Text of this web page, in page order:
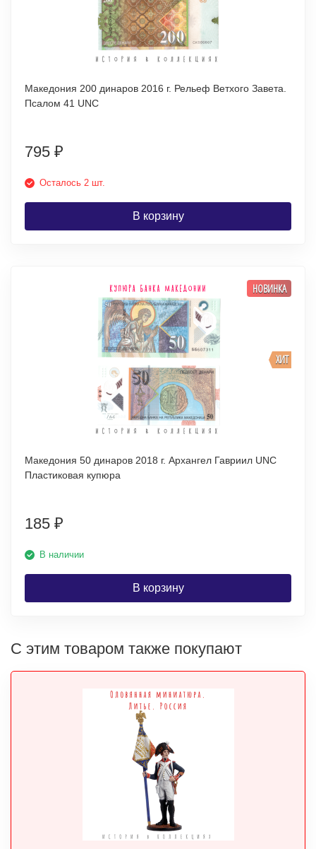
Македония 200 динаров 2016 г. Рельеф Ветхого Завета.
Псалом 41 UNC
795 ₽
Осталось 2 шт.
В корзину
ХИТ
НОВИНКА
Македония 50 динаров 2018 г. Архангел Гавриил UNC
Пластиковая купюра
185 ₽
В наличии
В корзину
С этим товаром также покупают